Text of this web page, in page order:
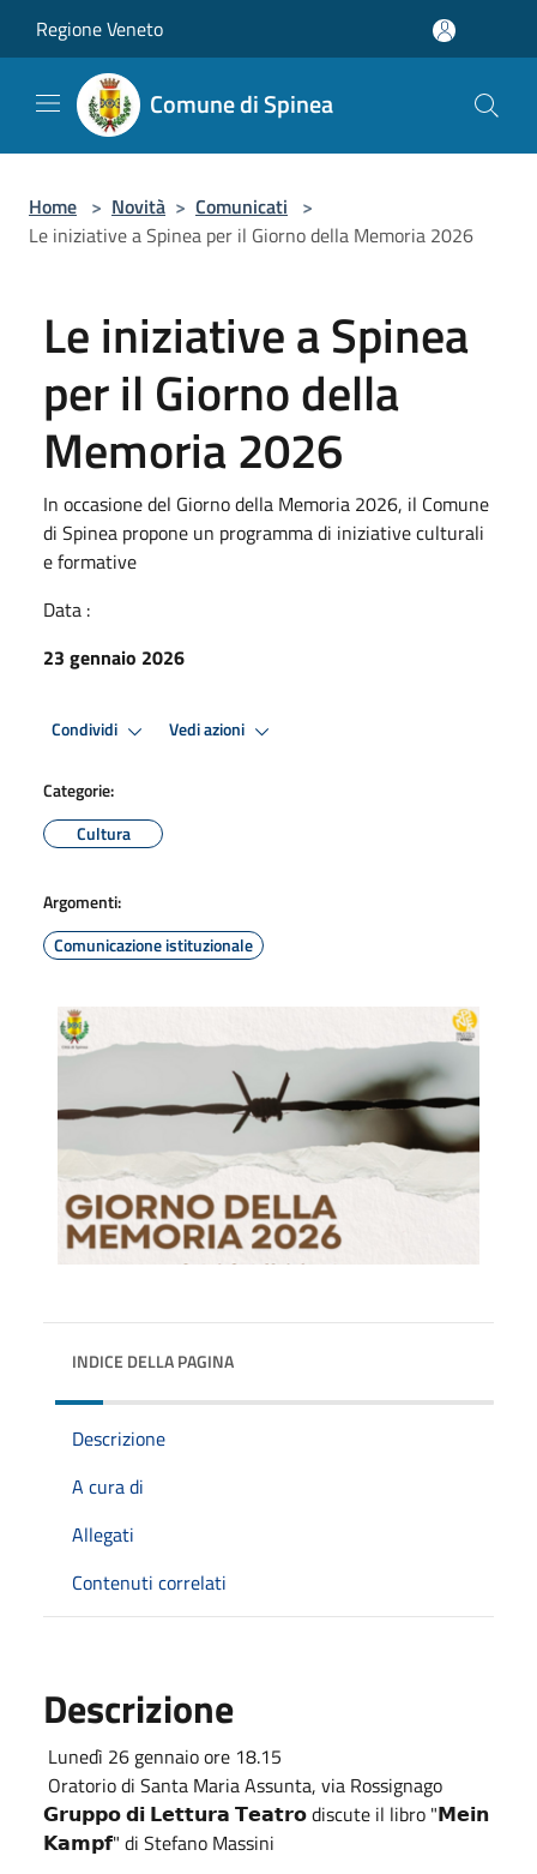
Regione Veneto
Comune di Spinea
Home > Novità > Comunicati >
Le iniziative a Spinea per il Giorno della Memoria 2026
Le iniziative a Spinea
per il Giorno della
Memoria 2026
In occasione del Giorno della Memoria 2026, il Comune
di Spinea propone un programma di iniziative culturali
e formative
Data :
23 gennaio 2026
Condividi Vedi azioni
Categorie:
Cultura
Argomenti:
Comunicazione istituzionale
INDICE DELLA PAGINA
Descrizione
A cura di
Allegati
Contenuti correlati
Descrizione
Lunedì 26 gennaio ore 18.15
Oratorio di Santa Maria Assunta, via Rossignago
𝗚𝗿𝘂𝗽𝗽𝗼 𝗱𝗶 𝗟𝗲𝘁𝘁𝘂𝗿𝗮 𝗧𝗲𝗮𝘁𝗿𝗼 discute il libro "𝗠𝗲𝗶𝗻
𝗞𝗮𝗺𝗽𝗳" di Stefano Massini